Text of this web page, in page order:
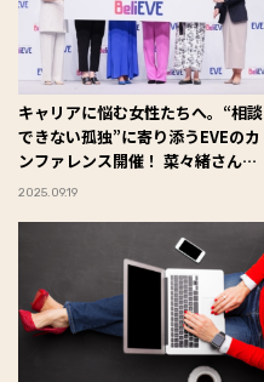
キャリアに悩む女性たちへ。“相談
できない孤独”に寄り添うEVEのカ
ンファレンス開催！ 菜々緒さん・
ヒコロヒーさんも登壇
2025.09.19